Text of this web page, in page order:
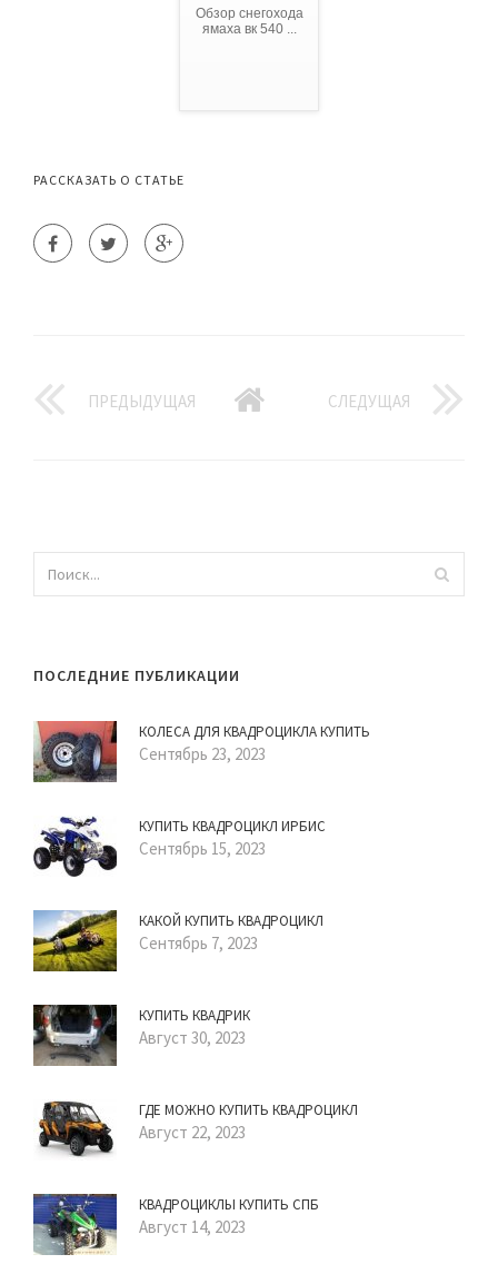
Обзор снегохода
ямаха вк 540 ...
РАССКАЗАТЬ О СТАТЬЕ
ПРЕДЫДУЩАЯ СЛЕДУЩАЯ
ПОСЛЕДНИЕ ПУБЛИКАЦИИ
КОЛЕСА ДЛЯ КВАДРОЦИКЛА КУПИТЬ
Сентябрь 23, 2023
КУПИТЬ КВАДРОЦИКЛ ИРБИС
Сентябрь 15, 2023
КАКОЙ КУПИТЬ КВАДРОЦИКЛ
Сентябрь 7, 2023
КУПИТЬ КВАДРИК
Август 30, 2023
ГДЕ МОЖНО КУПИТЬ КВАДРОЦИКЛ
Август 22, 2023
КВАДРОЦИКЛЫ КУПИТЬ СПБ
Август 14, 2023